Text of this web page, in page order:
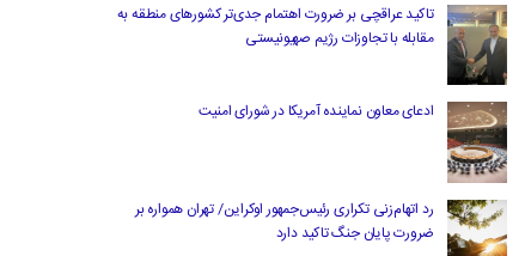
تاکید عراقچی بر ضرورت اهتمام جدی‌تر کشورهای منطقه به
مقابله با تجاوزات رژیم صهیونیستی
ادعای معاون نماینده آمریکا در شورای امنیت
رد اتهام‌زنی تکراری رئیس‌جمهور اوکراین/ تهران همواره بر
ضرورت پایان جنگ تاکید دارد